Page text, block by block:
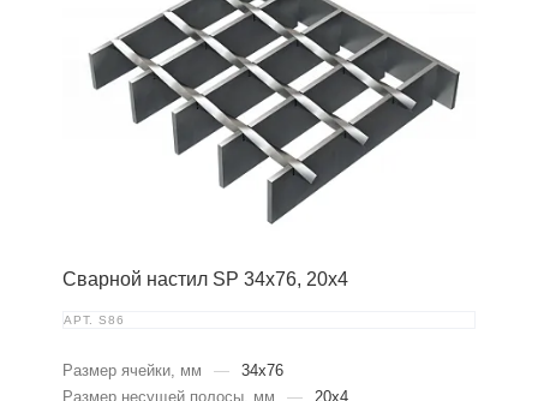
Сварной настил SP 34х76, 20х4
АРТ. S86
Размер ячейки, мм —
34x76
Размер несущей полосы, мм
— 20x4